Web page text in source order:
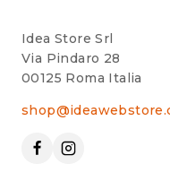
Idea Store Srl
Via Pindaro 28
00125 Roma Italia